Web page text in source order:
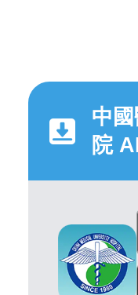
中
院